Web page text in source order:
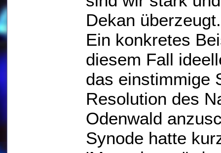
Dekan überzeugt.
Ein konkretes
diesem Fall
das einstimmige
Resolution des
Odenwald
Synode hatte